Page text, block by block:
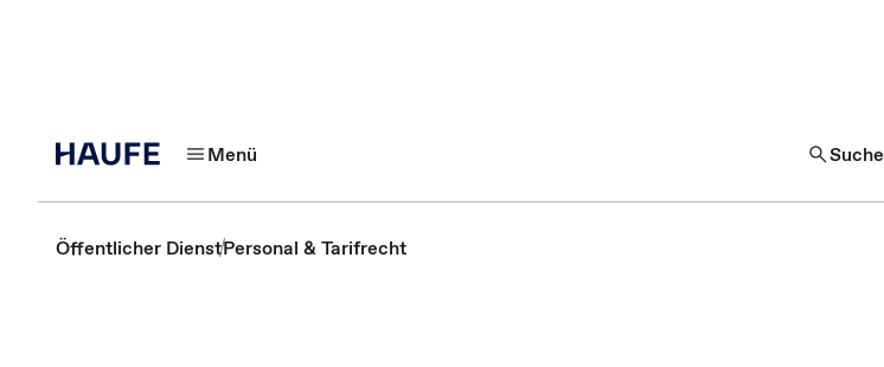
Menü Suche
Öffentlicher DienstPersonal & Tarifrecht